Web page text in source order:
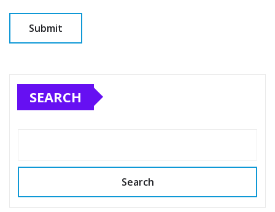
SEARCH
Search